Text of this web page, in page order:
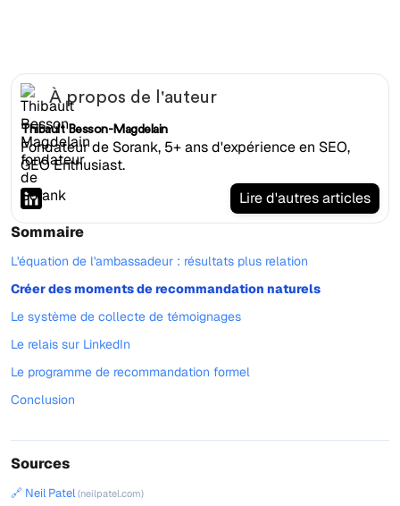
À propos de l'auteur
Thibault Besson-Magdelain
Fondateur de Sorank, 5+ ans d'expérience en SEO,
GEO Enthusiast.
Lire d'autres articles
Sommaire
L'équation de l'ambassadeur : résultats plus relation
Créer des moments de recommandation naturels
Le système de collecte de témoignages
Le relais sur LinkedIn
Le programme de recommandation formel
Conclusion
Sources
🔗 Neil Patel(neilpatel.com)